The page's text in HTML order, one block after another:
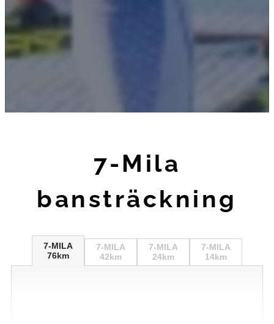
7-Mila
bansträckning
7-MILA
76km
7-MILA
42km
7-MILA
24km
7-MILA
14km